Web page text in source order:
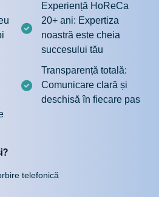
Experiență HoReCa
20+ ani: Expertiza
noastră este cheia
succesului tău
Transparență totală:
Comunicare clară și
deschisă în fiecare pas
telefonică